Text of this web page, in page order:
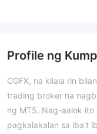
Profile ng
CGFX, na kilala rin
trading broker na
ng MT5. Nag-aalok
pagkalakalan sa iba't